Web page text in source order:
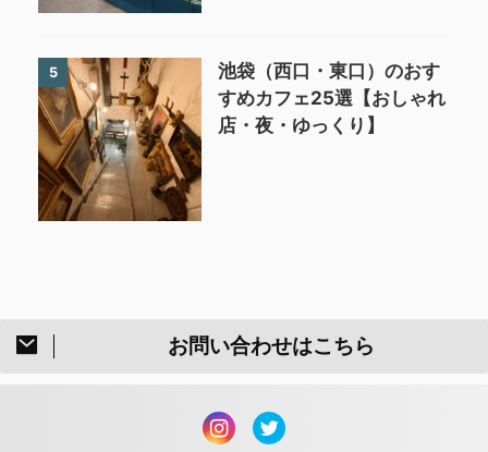
5
池袋（西口・東口）のおす
すめカフェ25選【おしゃれ
店・夜・ゆっくり】
お問い合わせはこちら